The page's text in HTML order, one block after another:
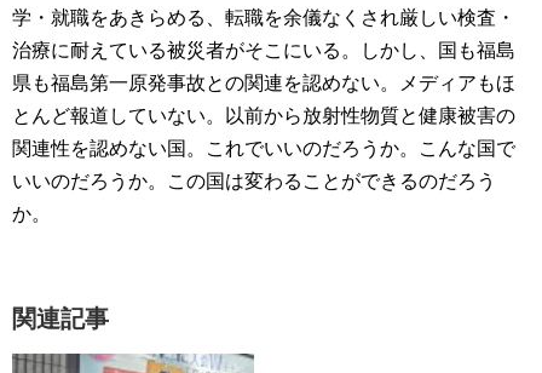
学・就職をあきらめる、転職を余儀なくされ厳しい検査・
治療に耐えている被災者がそこにいる。しかし、国も福島
県も福島第一原発事故との関連を認めない。メディアもほ
とんど報道していない。以前から放射性物質と健康被害の
関連性を認めない国。これでいいのだろうか。こんな国で
いいのだろうか。この国は変わることができるのだろう
か。
関連記事